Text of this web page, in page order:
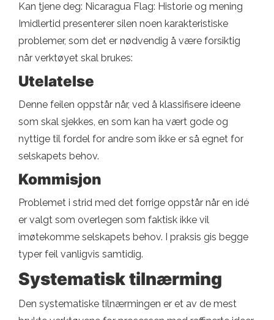
Kan tjene deg: Nicaragua Flag: Historie og mening
Imidlertid presenterer silen noen karakteristiske
problemer, som det er nødvendig å være forsiktig
når verktøyet skal brukes:
Utelatelse
Denne feilen oppstår når, ved å klassifisere ideene
som skal sjekkes, en som kan ha vært gode og
nyttige til fordel for andre som ikke er så egnet for
selskapets behov.
Kommisjon
Problemet i strid med det forrige oppstår når en idé
er valgt som overlegen som faktisk ikke vil
imøtekomme selskapets behov. I praksis gis begge
typer feil vanligvis samtidig.
Systematisk tilnærming
Den systematiske tilnærmingen er et av de mest